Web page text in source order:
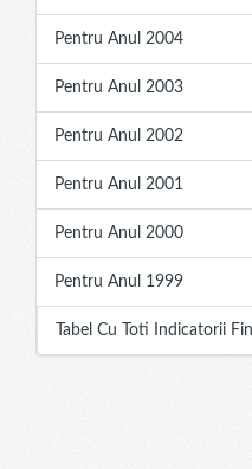
Pentru Anul 2004
Pentru Anul 2003
Pentru Anul 2002
Pentru Anul 2001
Pentru Anul 2000
Pentru Anul 1999
Tabel Cu Toti Indicatorii